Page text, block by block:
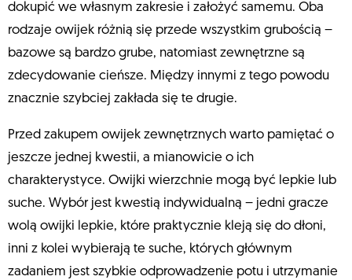
dokupić we własnym zakresie i założyć samemu. Oba
rodzaje owijek różnią się przede wszystkim grubością –
bazowe są bardzo grube, natomiast zewnętrzne są
zdecydowanie cieńsze. Między innymi z tego powodu
znacznie szybciej zakłada się te drugie.
Przed zakupem owijek zewnętrznych warto pamiętać o
jeszcze jednej kwestii, a mianowicie o ich
charakterystyce. Owijki wierzchnie mogą być lepkie lub
suche. Wybór jest kwestią indywidualną – jedni gracze
wolą owijki lepkie, które praktycznie kleją się do dłoni,
inni z kolei wybierają te suche, których głównym
zadaniem jest szybkie odprowadzenie potu i utrzymanie